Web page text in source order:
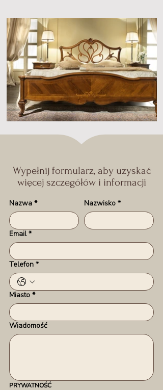
Wypełnij formularz, aby uzyskać
więcej szczegółów i informacji
Nazwa * Nazwisko *
Email *
Telefon *
Miasto *
Wiadomość
PRYWATNOŚĆ